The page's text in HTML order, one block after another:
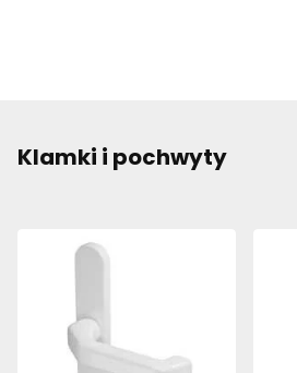
Klamki i pochwyty